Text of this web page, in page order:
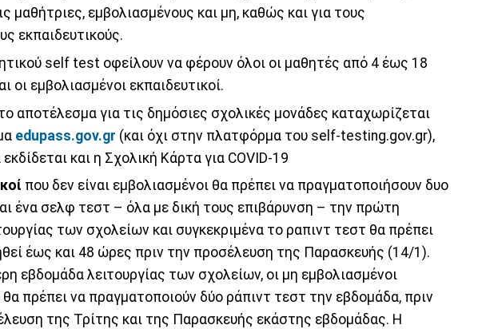
μαθήτριες, εμβολιασμένους και μη, καθώς και για τους
εκπαιδευτικούς.
self test οφείλουν να φέρουν όλοι οι μαθητές από 4 έως 18
οι εμβολιασμένοι εκπαιδευτικοί.
αποτέλεσμα για τις δημόσιες σχολικές μονάδες καταχωρίζεται
edupass.gov.gr (και όχι στην πλατφόρμα του self-testing.gov.gr),
και η Σχολική Κάρτα για COVID-19
που δεν είναι εμβολιασμένοι θα πρέπει να πραγματοποιήσουν δυο
ένα σελφ τεστ – όλα με δική τους επιβάρυνση – την πρώτη
των σχολείων και συγκεκριμένα το ραπιντ τεστ θα πρέπει
έως και 48 ώρες πριν την προσέλευση της Παρασκευής (14/1).
εβδομάδα λειτουργίας των σχολείων, οι μη εμβολιασμένοι
θα πρέπει να πραγματοποιούν δύο ράπιντ τεστ την εβδομάδα, πριν
της Τρίτης και της Παρασκευής εκάστης εβδομάδας. H